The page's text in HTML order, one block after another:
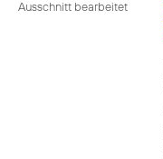
Ausschnitt bearbeitet